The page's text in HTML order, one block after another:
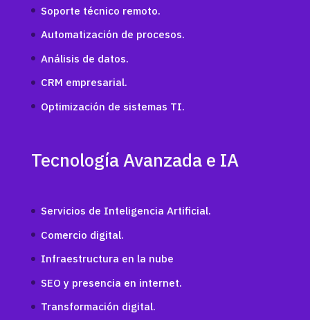
Soporte técnico remoto.
Automatización de procesos.
Análisis de datos.
CRM empresarial.
Optimización de sistemas TI.
Tecnología Avanzada e IA
Servicios de Inteligencia Artificial.
Comercio digital.
Infraestructura en la nube
SEO y presencia en internet.
Transformación digital.